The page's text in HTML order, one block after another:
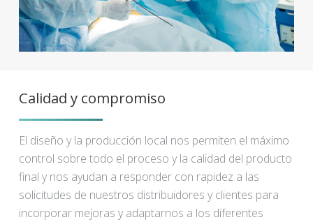
Calidad y compromiso
El diseño y la producción local nos permiten el máximo
control sobre todo el proceso y la calidad del producto
final y nos ayudan a responder con rapidez a las
solicitudes de nuestros distribuidores y clientes para
incorporar mejoras y adaptarnos a los diferentes